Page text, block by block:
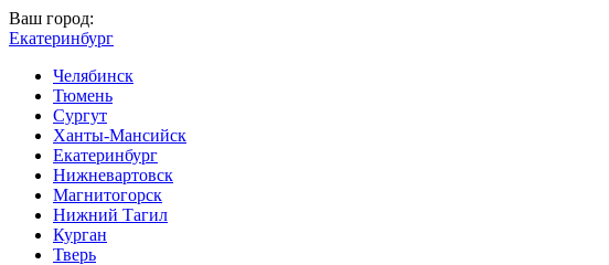
Ваш город:
Екатеринбург
Челябинск
Тюмень
Сургут
Ханты-Мансийск
Екатеринбург
Нижневартовск
Магнитогорск
Нижний Тагил
Курган
Тверь